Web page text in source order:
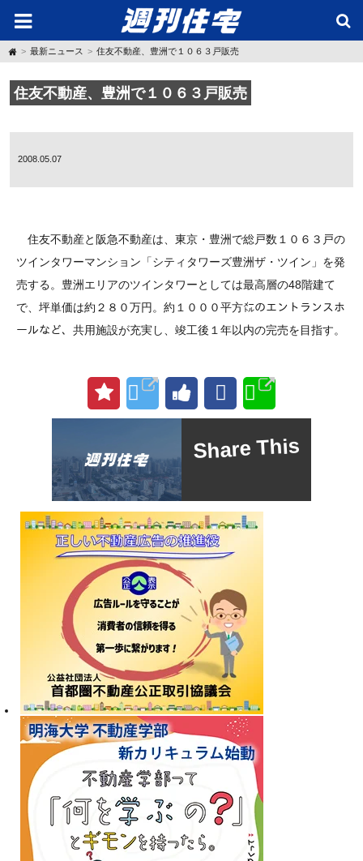
H
o
e
最新ニュース 住友不動産、豊洲で１０６３戸販売
住友不動産、豊洲で１０６３戸販売
2008.05.07
住友不動産と阪急不動産は、東京・豊洲で総戸数１０６３戸の
ツインタワーマンション「シティタワーズ豊洲ザ・ツイン」を発
売する。豊洲エリアのツインタワーとしては最高層の48階建て
で、坪単価は約２８０万円。約１０００平方㍍のエントランスホ
ールなど、共用施設が充実し、竣工後１年以内の完売を目指す。
Share This